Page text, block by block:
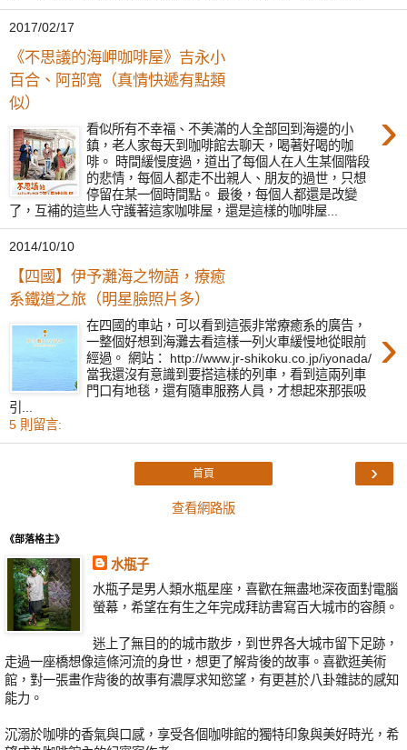
2017/02/17
《不思議的海岬咖啡屋》吉永小
百合、阿部寬（真情快遞有點類
似）
›
看似所有不幸福、不美滿的人全部回到海邊的小
鎮，老人家每天到咖啡館去聊天，喝著好喝的咖
啡。 時間緩慢度過，道出了每個人在人生某個階段
的悲情，每個人都走不出親人、朋友的過世，只想
停留在某一個時間點。 最後，每個人都還是改變
了，互補的這些人守護著這家咖啡屋，還是這樣的咖啡屋...
2014/10/10
【四國】伊予灘海之物語，療癒
系鐵道之旅（明星臉照片多）
›
在四國的車站，可以看到這張非常療癒系的廣告，
一整個好想到海灘去看這樣一列火車緩慢地從眼前
經過。 網站： http://www.jr-shikoku.co.jp/iyonada/
當我還沒有意識到要搭這樣的列車，看到這兩列車
門口有地毯，還有隨車服務人員，才想起來那張吸
引...
5 則留言:
›
首頁
查看網路版
《部落格主》
水瓶子
水瓶子是男人類水瓶星座，喜歡在無盡地深夜面對電腦
螢幕，希望在有生之年完成拜訪書寫百大城市的容顏。
迷上了無目的的城市散步，到世界各大城市留下足跡，
走過一座橋想像這條河流的身世，想更了解背後的故事。喜歡逛美術
館，對一張畫作背後的故事有濃厚求知慾望，有更甚於八卦雜誌的感知
能力。
沉溺於咖啡的香氣與口感，享受各個咖啡館的獨特印象與美好時光，希